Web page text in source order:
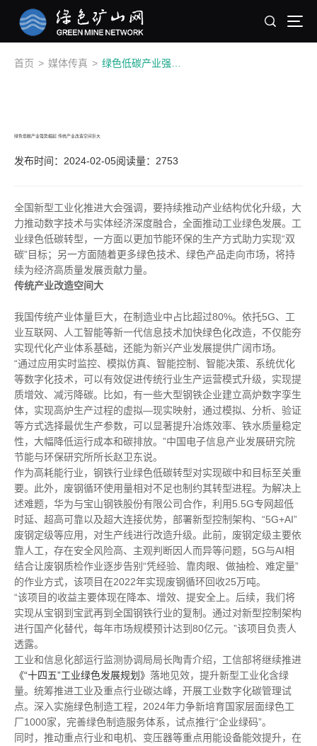
首页 > 媒体传真 >
绿色低碳产业强势崛起 传统产业改造空间巨大
发布时间：2024-02-05阅读量：2753
全国新型工业化推进大会强调，要持续推动产业结构优化升级，大
力推动数字技术与实体经济深度融合，全面推动工业绿色发展。工
业绿色低碳转型，一方面以更加节能环保的生产方式助力实现“双
碳”目标；另一方面随着更多绿色技术、绿色产品走向市场，将持
续为经济高质量发展贡献力量。
传统产业改造空间大
我国传统产业体量巨大，在制造业中占比超过80%。依托5G、工
业互联网、人工智能等新一代信息技术加快绿色化改造，不仅能夯
实现代化产业体系基础，还能为新兴产业发展提供广阔市场。
“通过应用实时监控、模拟仿真、智能控制、智能决策、系统优化
等数字化技术，可以有效促进传统行业生产运营模式升级，实现提
质增效、减污降碳。比如，有一些大型钢铁企业建立高炉数字孪生
体，实现高炉生产过程的虚拟—现实映射，通过模拟、分析、验证
等方式选择最优生产参数，可以显著提升冶炼效率、铁水质量稳定
性，大幅降低运行成本和碳排放。”中国电子信息产业发展研究院
节能与环保研究所所长赵卫东说。
作为高耗能行业，钢铁行业绿色低碳转型对实现碳中和目标至关重
要。此外，废钢循环使用量相对不足也制约其转型进程。为解决上
述难题，华为与宝山钢铁股份有限公司合作，利用5.5G专网超低
时延、超高可靠以及超大连接优势，部署新型控制架构、“5G+AI”
废钢定级等应用，对生产线进行改造升级。此前，废钢定级主要依
靠人工，存在安全风险高、主观判断因人而异等问题，5G与AI相
结合让废钢质检作业逐步告别“凭经验、靠肉眼、做抽检、难定量”
的作业方式，该项目在2022年实现废钢循环回收25万吨。
“该项目的收益主要体现在降本、增效、提安全上。后续，我们将
实现从宝钢到宝武再到全国钢铁行业的复制。通过对新型控制架构
进行国产化替代，每年市场规模预计达到80亿元。”该项目负责人
透露。
工业和信息化部运行监测协调局局长陶青介绍，工信部将继续推进
《“十四五”工业绿色发展规划》 落地见效，提升新型工业化含绿
量。统筹推进工业及重点行业碳达峰，开展工业数字化碳管理试
点。深入实施绿色制造工程，2024年力争新培育国家层面绿色工
厂1000家，完善绿色制造服务体系，试点推行“企业绿码”。
同时，推动重点行业和电机、变压器等重点用能设备能效提升，在